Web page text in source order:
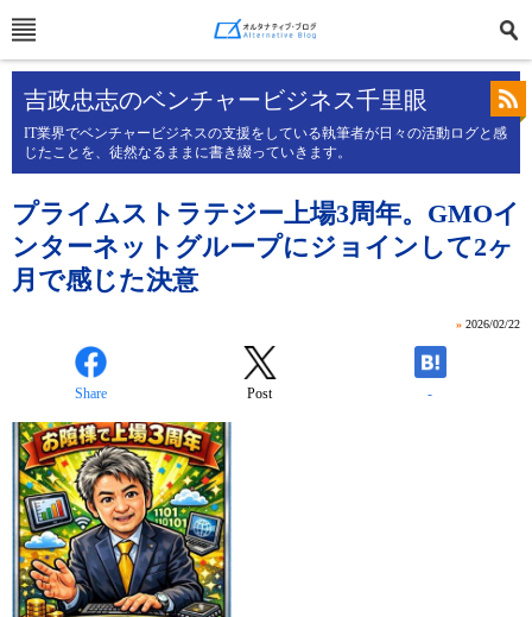
吉政忠志のベンチャービジネス千里眼
IT業界でベンチャービジネスの支援をしている執筆者が日々の活動ログと感
じたことを、徒然なるままに書き綴っていきます。
プライムストラテジー上場3周年。GMOイ
ンターネットグループにジョインして2ヶ
月で感じた決意
» 2026/02/22
Share Post -